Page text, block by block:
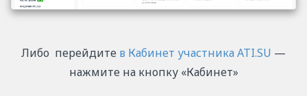
Либо перейдите в Кабинет участника ATI.SU —
нажмите на кнопку «Кабинет»